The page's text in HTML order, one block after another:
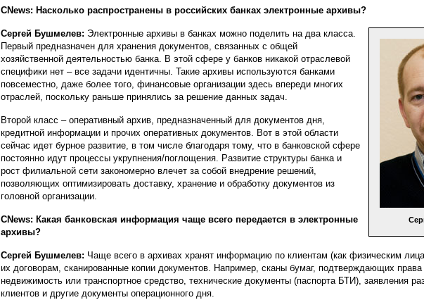
CNews: Насколько распространены в российских банках электронные архивы?
Сергей Бушмелев: Электронные архивы в банках можно поделить на два класса.
Первый предназначен для хранения документов, связанных с общей
хозяйственной деятельностью банка. В этой сфере у банков никакой отраслевой
специфики нет – все задачи идентичны. Такие архивы используются банками
повсеместно, даже более того, финансовые организации здесь впереди многих
отраслей, поскольку раньше принялись за решение данных задач.
Второй класс – оперативный архив, предназначенный для документов дня,
кредитной информации и прочих оперативных документов. Вот в этой области
сейчас идет бурное развитие, в том числе благодаря тому, что в банковской сфере
постоянно идут процессы укрупнения/поглощения. Развитие структуры банка и
рост филиальной сети закономерно влечет за собой внедрение решений,
позволяющих оптимизировать доставку, хранение и обработку документов из
головной организации.
CNews: Какая банковская информация чаще всего передается в электронные
архивы?
Сергей Бушмелев: Чаще всего в архивах хранят информацию по клиентам (как физическим
их договорам, сканированные копии документов. Например, сканы бумаг, подтверждающих права
недвижимость или транспортное средство, технические документы (паспорта БТИ), заявления
клиентов и другие документы операционного дня.